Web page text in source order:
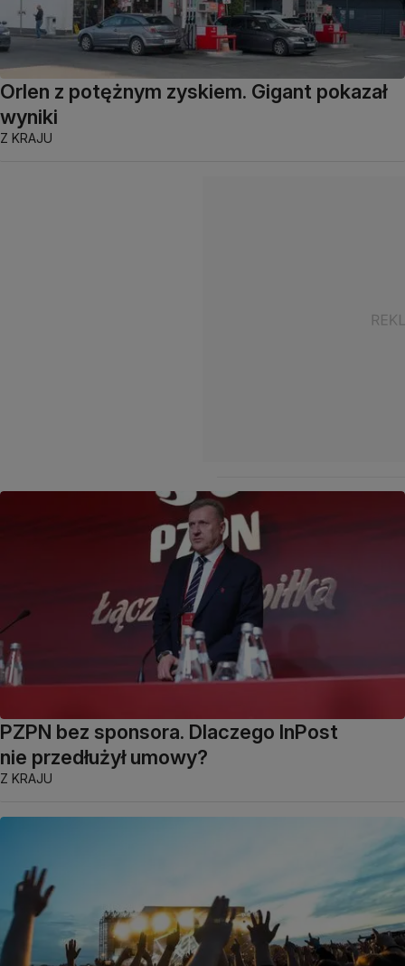
Orlen z potężnym zyskiem. Gigant pokazał
wyniki
Z KRAJU
PZPN bez sponsora. Dlaczego InPost
nie przedłużył umowy?
Z KRAJU